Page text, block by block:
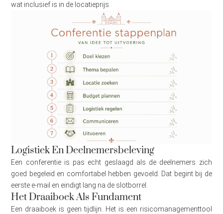
wat inclusief is in de locatieprijs.
Logistiek En Deelnemersbeleving
Een conferentie is pas echt geslaagd als de deelnemers zich
goed begeleid en comfortabel hebben gevoeld. Dat begint bij de
eerste e-mail en eindigt lang na de slotborrel.
Het Draaiboek Als Fundament
Een draaiboek is geen tijdlijn. Het is een risicomanagementtool